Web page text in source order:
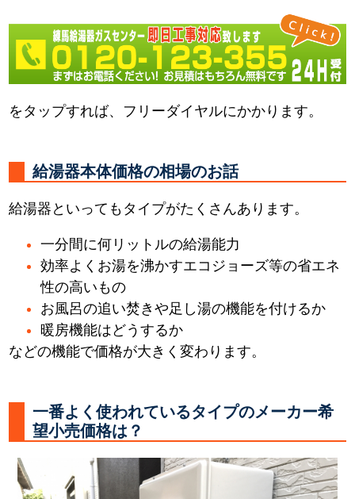
をタップすれば、フリーダイヤルにかかります。
給湯器本体価格の相場のお話
給湯器といってもタイプがたくさんあります。
一分間に何リットルの給湯能力
効率よくお湯を沸かすエコジョーズ等の省エネ
性の高いもの
お風呂の追い焚きや足し湯の機能を付けるか
暖房機能はどうするか
などの機能で価格が大きく変わります。
一番よく使われているタイプのメーカー希
望小売価格は？